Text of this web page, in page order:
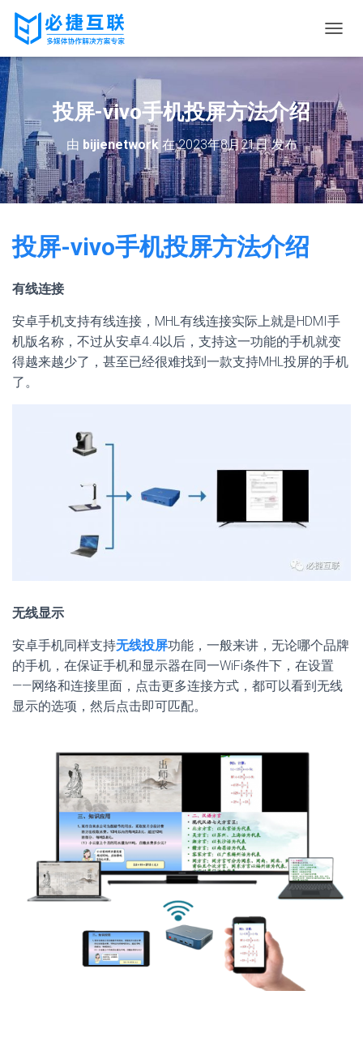
换
投屏-vivo手机投屏方法介绍
由 bijienetwork在2023年8月21日发布
投屏-vivo手机投屏方法介绍
有线连接
安卓手机支持有线连接，MHL有线连接实际上就是HDMI手
机版名称，不过从安卓4.4以后，支持这一功能的手机就变
得越来越少了，甚至已经很难找到一款支持MHL投屏的手机
了。
无线显示
安卓手机同样支持无线投屏功能，一般来讲，无论哪个品牌
的手机，在保证手机和显示器在同一WiFi条件下，在设置
——网络和连接里面，点击更多连接方式，都可以看到无线
显示的选项，然后点击即可匹配。